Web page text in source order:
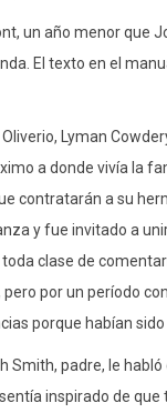
un año menor que
El texto en el
Lyman
a donde vivía la
contratarán a su
y fue invitado a
clase de
por un período
porque habían
padre, le habló
inspirado de